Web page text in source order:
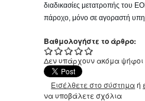
διαδικασίες μετατροπής του
πάροχο, μόνο σε αγοραστή
Βαθμολογήστε το άρθρο:
Δεν υπάρχουν ακόμα ψήφοι
Εισέλθετε στο σύστημαή
να υποβάλετε σχόλια